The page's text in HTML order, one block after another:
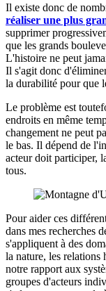
Il existe donc de
réaliser une plus
supprimer
que les grands
L'histoire ne peut
Il s'agit donc
la durabilité pour que
Le problème est
endroits en même
changement ne peut
le bas. Il dépend de
acteur doit participer,
tous.
Pour aider ces
dans mes recherches
s'appliquent à des
la nature, les relations
notre rapport aux
groupes d'acteurs